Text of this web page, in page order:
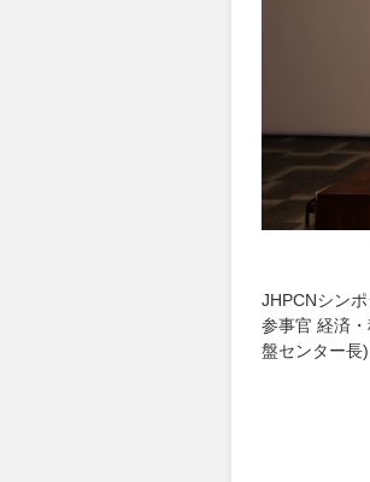
JHPCNシン
参事官 経済
盤センター長